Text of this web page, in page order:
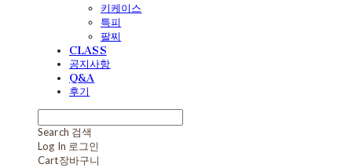
키케이스
특피
팔찌
CLASS
공지사항
Q&A
후기
Search 검색
Log In 로그인
Cart장바구니